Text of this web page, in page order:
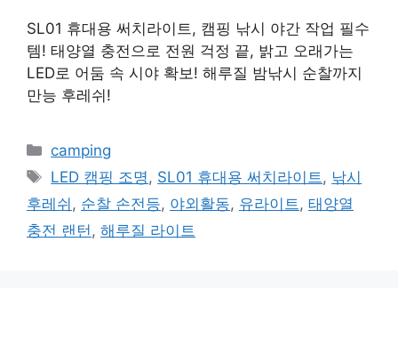
SL01 휴대용 써치라이트, 캠핑 낚시 야간 작업 필수
템! 태양열 충전으로 전원 걱정 끝, 밝고 오래가는
LED로 어둠 속 시야 확보! 해루질 밤낚시 순찰까지
만능 후레쉬!
카
테
리
camping
태
그
LED 캠핑 조명 , SL01 휴대용 써치라이트 , 낚시
후레쉬 , 순찰 손전등, 야외활동, 유라이트 , 태양열
충전 랜턴 , 해루질 라이트